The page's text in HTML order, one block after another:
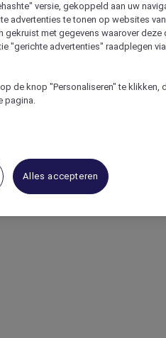
versie, gekoppeld aan uw
advertenties te tonen op websites
gekruist met gegevens waarover deze
"gerichte advertenties" raadplegen
de knop "Personaliseren" te klikken,
pagina.
Alles accepteren